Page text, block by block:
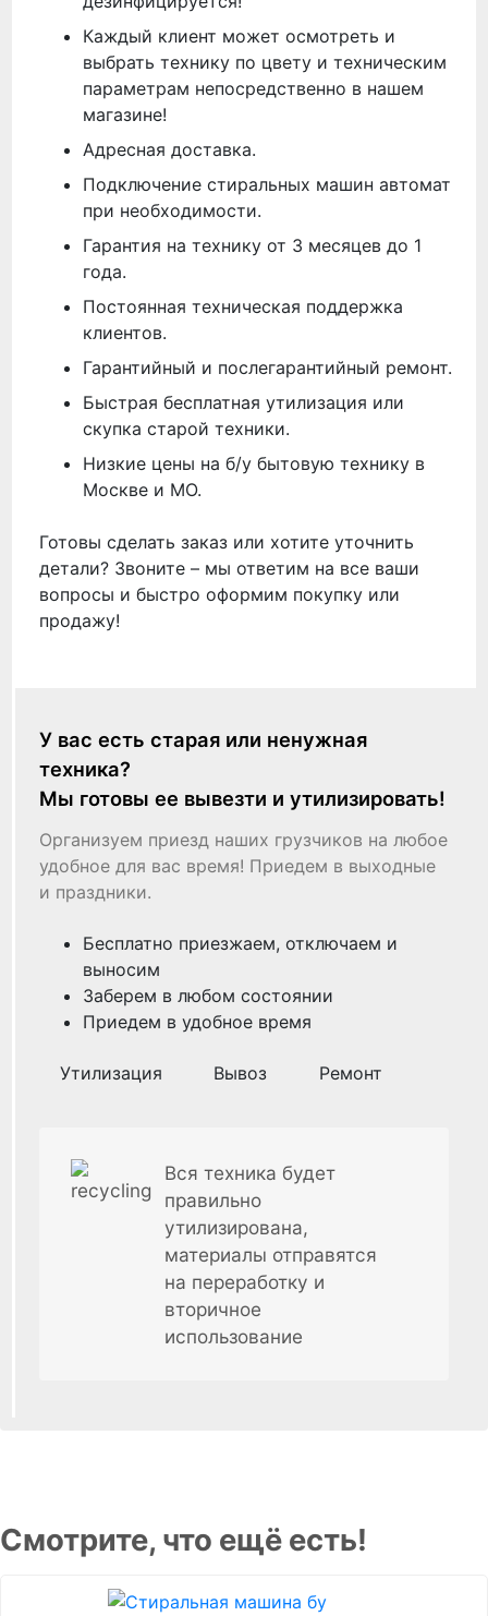
Каждый клиент может осмотреть и
выбрать технику по цвету и техническим
параметрам непосредственно в нашем
магазине!
Адресная доставка.
Подключение стиральных машин автомат
при необходимости.
Гарантия на технику от 3 месяцев до 1
года.
Постоянная техническая поддержка
клиентов.
Гарантийный и послегарантийный ремонт.
Быстрая бесплатная утилизация или
скупка старой техники.
Низкие цены на б/у бытовую технику в
Москве и МО.
Готовы сделать заказ или хотите уточнить
детали? Звоните – мы ответим на все ваши
вопросы и быстро оформим покупку или
продажу!
У вас есть старая или ненужная
техника?
Мы готовы ее вывезти и утилизировать!
Организуем приезд наших грузчиков на любое
удобное для вас время! Приедем в выходные
и праздники.
Бесплатно приезжаем, отключаем и
выносим
Заберем в любом состоянии
Приедем в удобное время
Утилизация Вывоз Ремонт
Вся техника будет
правильно
утилизирована,
материалы отправятся
на переработку и
вторичное
использование
Смотрите, что ещё есть!